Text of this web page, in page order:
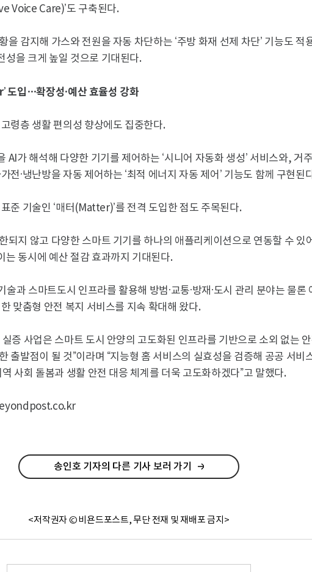
Voice Care)’도 구축된다.
을 감지해 가스와 전원을 자동 차단하는 ‘주방 화재 선제 차단’ 기능도 적
성을 크게 높일 것으로 기대된다.
도입…확장성·예산 효율성 강화
령층 생활 편의성 향상에도 집중한다.
AI가 해석해 다양한 기기를 제어하는 ‘시니어 자동화 생성’ 서비스와, 거
전·냉난방을 자동 제어하는 ‘최적 에너지 자동 제어’ 기능도 함께 구현된
준 기술인 ‘매터(Matter)’를 전격 도입한 점도 주목된다.
되지 않고 다양한 스마트 기기를 하나의 애플리케이션으로 연동할 수 있
는 동시에 예산 절감 효과까지 기대된다.
술과 스마트도시 인프라를 활용해 방범·교통·방재·도시 관리 분야는 물론
맞춤형 안전 복지 서비스를 지속 확대해 왔다.
증 사업은 스마트 도시 안양의 고도화된 인프라를 기반으로 소외 없는
출발점이 될 것”이라며 “지능형 홈 서비스의 실효성을 검증해 공공 서비
사회 돌봄과 생활 안전 대응 체계를 더욱 고도화하겠다”고 말했다.
송인호 기자의 다른 기사 보러 가기
<저작권자 © 비욘드포스트, 무단 전재 및 재배포 금지>